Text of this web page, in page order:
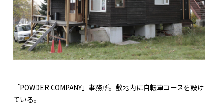
「POWDER COMPANY」事務所。敷地内に自転車コースを設け
ている。